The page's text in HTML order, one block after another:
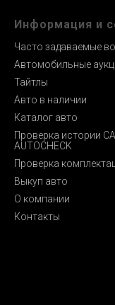
Информация и
Часто задаваемые
Автомобильные
Тайтлы
Авто в наличии
Каталог авто
Проверка истории
AUTOCHECK
Проверка
Выкуп авто
О компании
Контакты